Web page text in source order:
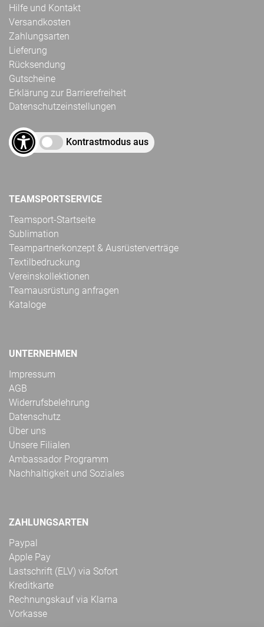
Hilfe und Kontakt
Versandkosten
Zahlungsarten
Lieferung
Rücksendung
Gutscheine
Erklärung zur Barrierefreiheit
Datenschutzeinstellungen
Kontrastmodus aus
TEAMSPORTSERVICE
Teamsport-Startseite
Sublimation
Teampartnerkonzept & Ausrüsterverträge
Textilbedruckung
Vereinskollektionen
Teamausrüstung anfragen
Kataloge
UNTERNEHMEN
Impressum
AGB
Widerrufsbelehrung
Datenschutz
Über uns
Unsere Filialen
Ambassador Programm
Nachhaltigkeit und Soziales
ZAHLUNGSARTEN
Paypal
Apple Pay
Lastschrift (ELV) via Sofort
Kreditkarte
Rechnungskauf via Klarna
Vorkasse